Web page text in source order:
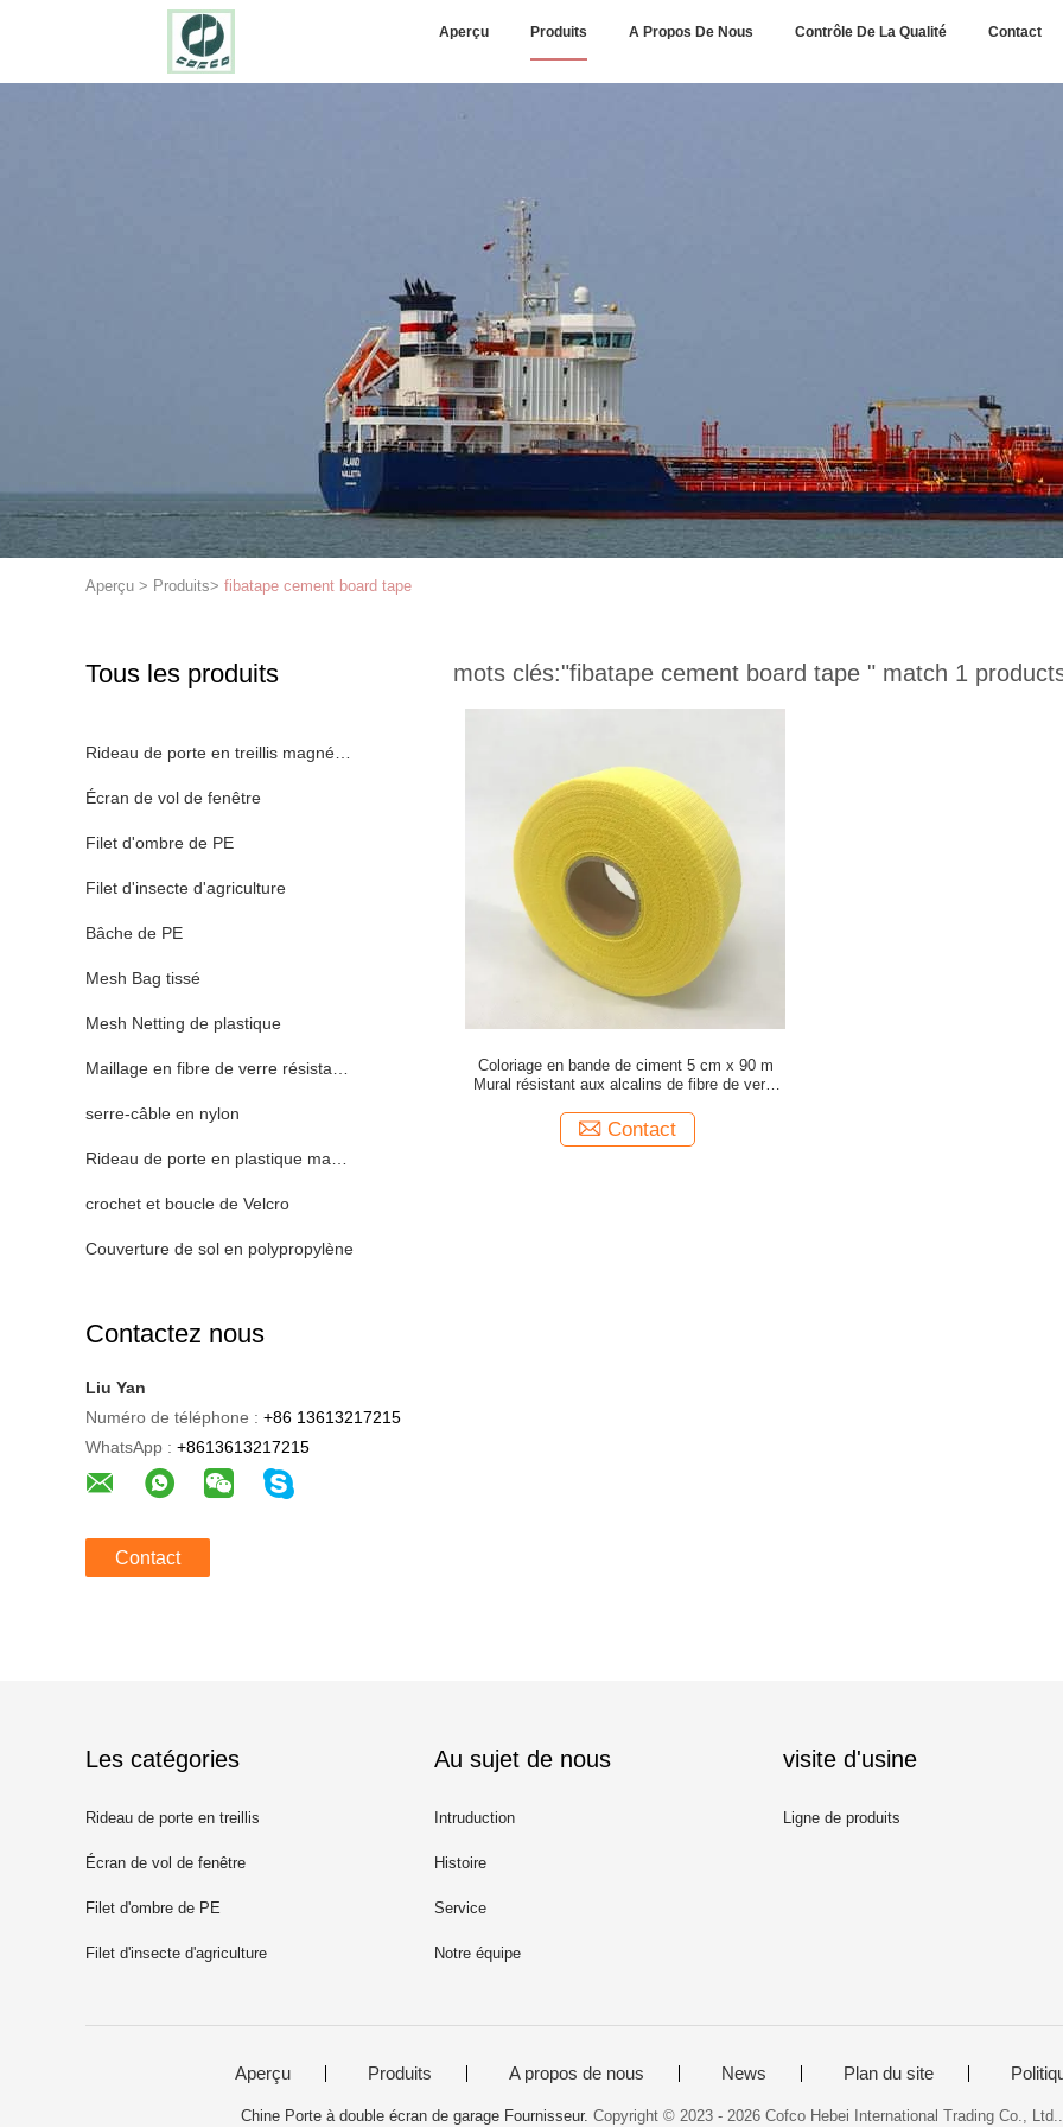
Aperçu Produits A Propos De Nous Contrôle De La Qualité Contact
Aperçu > Produits> fibatape cement board tape
Tous les produits
Rideau de porte en treillis magnétique
Écran de vol de fenêtre
Filet d'ombre de PE
Filet d'insecte d'agriculture
Bâche de PE
Mesh Bag tissé
Mesh Netting de plastique
Maillage en fibre de verre résistant aux alcalins
serre-câble en nylon
Rideau de porte en plastique magnétique
crochet et boucle de Velcro
Couverture de sol en polypropylène
Contactez nous
Liu Yan
Numéro de téléphone : +86 13613217215
WhatsApp : +8613613217215
Contact
mots clés:"fibatape cement board tape " match 1
Coloriage en bande de ciment 5 cm x 90 m
Mural résistant aux alcalins de fibre de verre
Contact
Les catégories
Rideau de porte en treillis
magnétique
Écran de vol de fenêtre
Filet d'ombre de PE
Filet d'insecte d'agriculture
Au sujet de nous
Intruduction
Histoire
Service
Notre équipe
visite d'usine
Ligne de produits
Aperçu Produits A propos de nous News Plan du site
Chine Porte à double écran de garage Fournisseur. Copyright © 2023 - 2026 Cofco Hebei International Trading Co.,